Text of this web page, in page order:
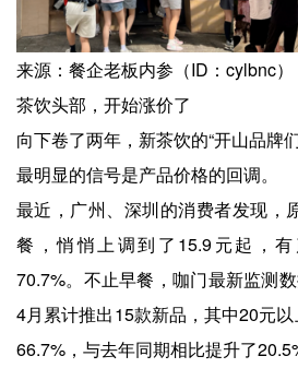
来源：餐企老板内参（ID：cylbnc）
茶饮头部，开始涨价了
向下卷了两年，新茶饮的“开山品牌
最明显的信号是产品价格的回调。
最近，广州、深圳的消费者发现，
餐，悄悄上调到了15.9元起，
70.7%。不止早餐，咖门最新监测
4月累计推出15款新品，其中20元
66.7%，与去年同期相比提升了